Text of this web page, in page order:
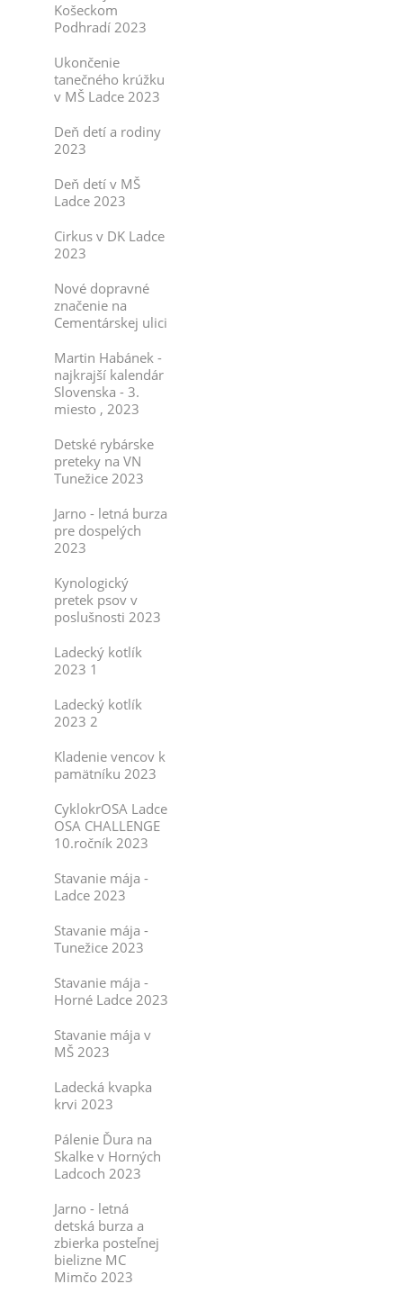
Košeckom
Podhradí 2023
Ukončenie
tanečného krúžku
v MŠ Ladce 2023
Deň detí a rodiny
2023
Deň detí v MŠ
Ladce 2023
Cirkus v DK Ladce
2023
Nové dopravné
značenie na
Cementárskej ulici
Martin Habánek -
najkrajší kalendár
Slovenska - 3.
miesto , 2023
Detské rybárske
preteky na VN
Tunežice 2023
Jarno - letná burza
pre dospelých
2023
Kynologický
pretek psov v
poslušnosti 2023
Ladecký kotlík
2023 1
Ladecký kotlík
2023 2
Kladenie vencov k
pamätníku 2023
CyklokrOSA Ladce
OSA CHALLENGE
10.ročník 2023
Stavanie mája -
Ladce 2023
Stavanie mája -
Tunežice 2023
Stavanie mája -
Horné Ladce 2023
Stavanie mája v
MŠ 2023
Ladecká kvapka
krvi 2023
Pálenie Ďura na
Skalke v Horných
Ladcoch 2023
Jarno - letná
detská burza a
zbierka posteľnej
bielizne MC
Mimčo 2023